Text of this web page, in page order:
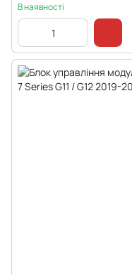
В наявності